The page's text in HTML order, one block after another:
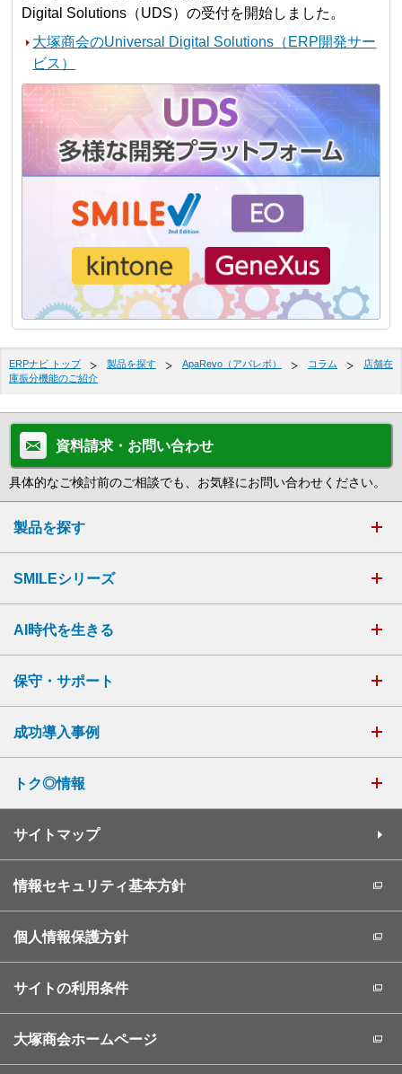
Digital Solutions（UDS）の受付を開始しました。
大塚商会のUniversal Digital Solutions（ERP開発サー
ビス）
ERPナビ トップ 製品を探す ApaRevo（アパレボ） コラム
店舗在
庫振分機能のご紹介
資料請求・お問い合わせ
具体的なご検討前のご相談でも、お気軽にお問い合わせください。
製品を探す
SMILEシリーズ
AI時代を生きる
保守・サポート
成功導入事例
トク◎情報
サイトマップ
情報セキュリティ基本方針
個人情報保護方針
サイトの利用条件
大塚商会ホームページ